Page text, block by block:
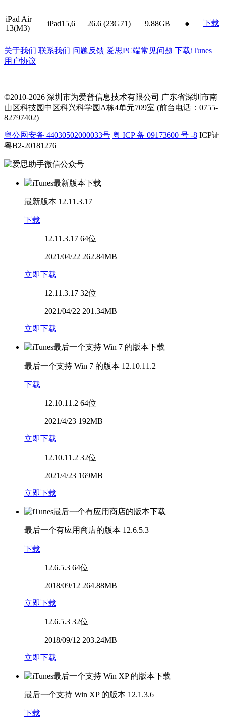
iPad Air
13(M3)
iPad15,6 26.6 (23G71) 9.88GB ● 下载
关于我们 联系我们 问题反馈 爱思PC端常见问题 下载iTunes
用户协议
©2010-2026 深圳市为爱普信息技术有限公司 广东省深圳市南
山区科技园中区科兴科学园A栋4单元709室 (前台电话：0755-
82797402)
粤公网安备 44030502000033号 粤 ICP 备 09173600 号 -8 ICP证
粤B2-20181276
最新版本 12.11.3.17
下载
12.11.3.17 64位
2021/04/22 262.84MB
立即下载
12.11.3.17 32位
2021/04/22 201.34MB
立即下载
最后一个支持 Win 7 的版本 12.10.11.2
下载
12.10.11.2 64位
2021/4/23 192MB
立即下载
12.10.11.2 32位
2021/4/23 169MB
立即下载
最后一个有应用商店的版本 12.6.5.3
下载
12.6.5.3 64位
2018/09/12 264.88MB
立即下载
12.6.5.3 32位
2018/09/12 203.24MB
立即下载
最后一个支持 Win XP 的版本 12.1.3.6
下载